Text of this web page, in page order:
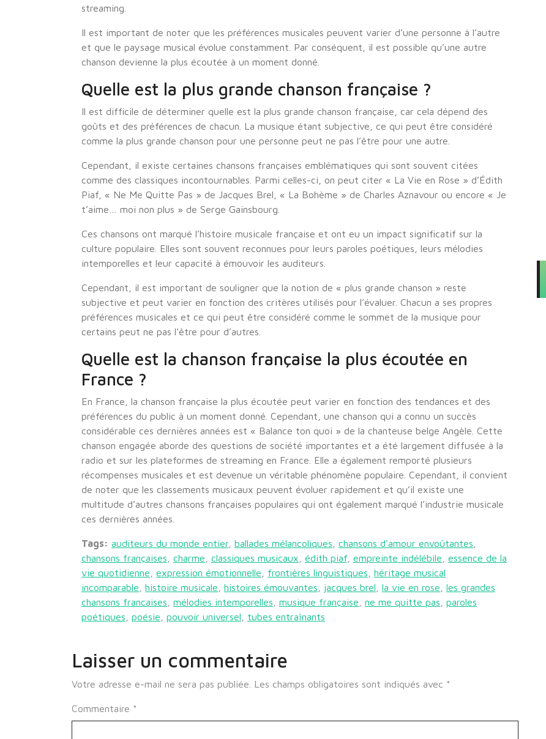
streaming.
Il est important de noter que les préférences musicales peuvent varier d’une personne à l’autre
et que le paysage musical évolue constamment. Par conséquent, il est possible qu’une autre
chanson devienne la plus écoutée à un moment donné.
Quelle est la plus grande chanson française ?
Il est difficile de déterminer quelle est la plus grande chanson française, car cela dépend des
goûts et des préférences de chacun. La musique étant subjective, ce qui peut être considéré
comme la plus grande chanson pour une personne peut ne pas l’être pour une autre.
Cependant, il existe certaines chansons françaises emblématiques qui sont souvent citées
comme des classiques incontournables. Parmi celles-ci, on peut citer « La Vie en Rose » d’Édith
Piaf, « Ne Me Quitte Pas » de Jacques Brel, « La Bohème » de Charles Aznavour ou encore « Je
t’aime… moi non plus » de Serge Gainsbourg.
Ces chansons ont marqué l’histoire musicale française et ont eu un impact significatif sur la
culture populaire. Elles sont souvent reconnues pour leurs paroles poétiques, leurs mélodies
intemporelles et leur capacité à émouvoir les auditeurs.
Cependant, il est important de souligner que la notion de « plus grande chanson » reste
subjective et peut varier en fonction des critères utilisés pour l’évaluer. Chacun a ses propres
préférences musicales et ce qui peut être considéré comme le sommet de la musique pour
certains peut ne pas l’être pour d’autres.
Quelle est la chanson française la plus écoutée en
France ?
En France, la chanson française la plus écoutée peut varier en fonction des tendances et des
préférences du public à un moment donné. Cependant, une chanson qui a connu un succès
considérable ces dernières années est « Balance ton quoi » de la chanteuse belge Angèle. Cette
chanson engagée aborde des questions de société importantes et a été largement diffusée à la
radio et sur les plateformes de streaming en France. Elle a également remporté plusieurs
récompenses musicales et est devenue un véritable phénomène populaire. Cependant, il convient
de noter que les classements musicaux peuvent évoluer rapidement et qu’il existe une
multitude d’autres chansons françaises populaires qui ont également marqué l’industrie musicale
ces dernières années.
Tags: auditeurs du monde entier ballades mélancoliques chansons d'amour envoûtantes
chansons françaises
charme classiques musicaux édith piaf empreinte indélébile
essence de la
vie quotidienne
expression émotionnelle frontières linguistiques
héritage musical
incomparable
histoire musicale histoires émouvantes jacques brel la vie en rose
les grandes
chansons francaises
mélodies intemporelles musique française ne me quitte pas
paroles
poétiques
poésie pouvoir universel tubes entraînants
Laisser un commentaire
Votre adresse e-mail ne sera pas publiée. Les champs obligatoires sont indiqués avec *
Commentaire *